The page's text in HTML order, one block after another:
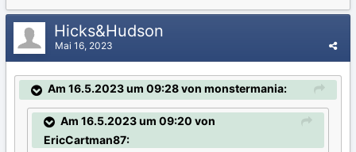
Hicks&Hudson
Mai 16, 2023
Am 16.5.2023 um 09:28 von monstermania:
Am 16.5.2023 um 09:20 von
EricCartman87: